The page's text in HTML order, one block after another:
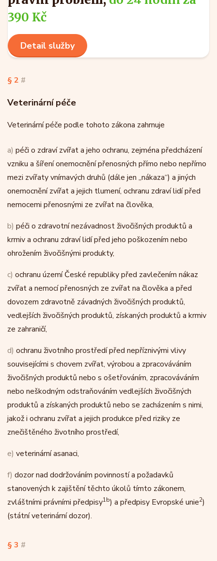
390 Kč
Detail služby
§ 2 #
Veterinární péče
Veterinární péče podle tohoto zákona zahrnuje
a) péči o zdraví zvířat a jeho ochranu, zejména předcházení
vzniku a šíření onemocnění přenosných přímo nebo nepřímo
mezi zvířaty vnímavých druhů (dále jen „nákaza“) a jiných
onemocnění zvířat a jejich tlumení, ochranu zdraví lidí před
nemocemi přenosnými ze zvířat na člověka,
b) péči o zdravotní nezávadnost živočišných produktů a
krmiv a ochranu zdraví lidí před jeho poškozením nebo
ohrožením živočišnými produkty,
c) ochranu území České republiky před zavlečením nákaz
zvířat a nemocí přenosných ze zvířat na člověka a před
dovozem zdravotně závadných živočišných produktů,
vedlejších živočišných produktů, získaných produktů a krmiv
ze zahraničí,
d) ochranu životního prostředí před nepříznivými vlivy
souvisejícími s chovem zvířat, výrobou a zpracováváním
živočišných produktů nebo s ošetřováním, zpracováváním
nebo neškodným odstraňováním vedlejších živočišných
produktů a získaných produktů nebo se zacházením s nimi,
jakož i ochranu zvířat a jejich produkce před riziky ze
znečištěného životního prostředí,
e) veterinární asanaci,
f) dozor nad dodržováním povinností a požadavků
stanovených k zajištění těchto úkolů tímto zákonem,
zvláštními právními předpisy1b) a předpisy Evropské unie2)
(státní veterinární dozor).
§ 3 #